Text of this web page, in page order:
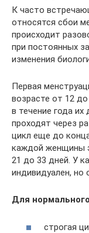
К часто
относятся сбои
происходит
при постоянных
изменения
Первая
возрасте от 12
в течение года
проходят через
цикл еще до
каждой женщины
21 до 33 дней. У
индивидуален, но
Для
строгая